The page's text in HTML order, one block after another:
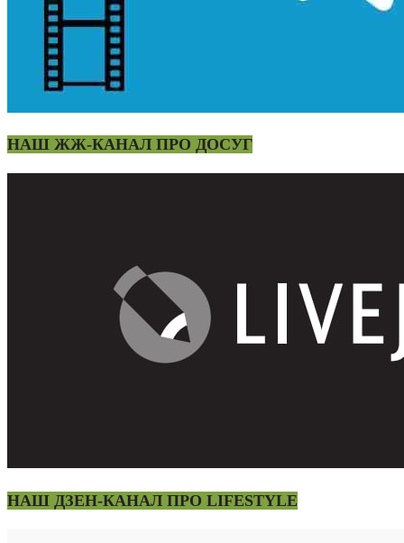
НАШ ЖЖ-КАНАЛ ПРО ДОСУГ
НАШ ДЗЕН-КАНАЛ ПРО LIFESTYLE